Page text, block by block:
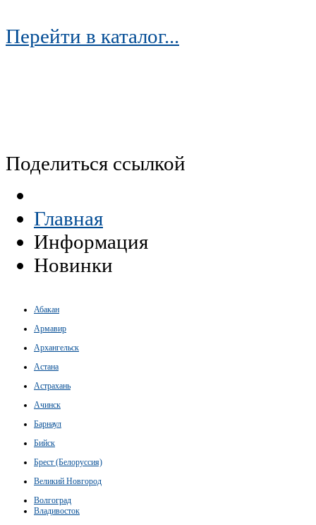
Перейти в каталог...
Поделиться ссылкой
Главная
Информация
Новинки
Абакан
Армавир
Архангельск
Астана
Астрахань
Ачинск
Барнаул
Бийск
Брест (Белоруссия)
Великий Новгород
Волгоград
Владивосток